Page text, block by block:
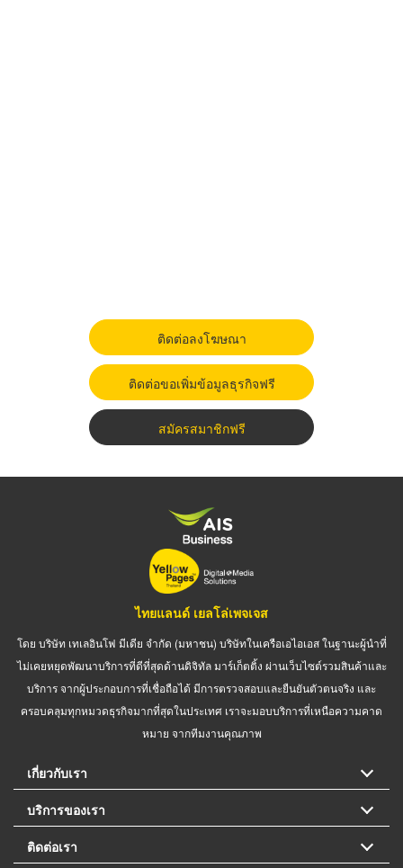
ติดต่อลงโฆษณา
ติดต่อขอเพิ่มข้อมูลธุรกิจฟรี
สมัครสมาชิกฟรี
ไทยแลนด์ เยลโล่เพจเจส
โดย บริษัท เทเลอินโฟ มีเดีย จำกัด (มหาชน) บริษัทในเครือเอไอเอส ในฐานะผู้นำที่
ไม่เคยหยุดพัฒนาบริการที่ดีที่สุดด้านดิจิทัล มาร์เก็ตติ้ง ผ่านเว็บไซต์รวมสินค้าและ
บริการ จากผู้ประกอบการที่เชื่อถือได้ มีการตรวจสอบและยืนยันตัวตนจริง และ
ครอบคลุมทุกหมวดธุรกิจมากที่สุดในประเทศ เราจะมอบบริการที่เหนือความคาด
หมาย จากทีมงานคุณภาพ
เกี่ยวกับเรา
บริการของเรา
ติดต่อเรา